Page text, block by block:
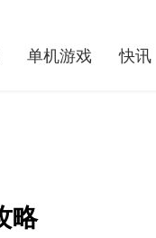
单机游戏 快讯
略